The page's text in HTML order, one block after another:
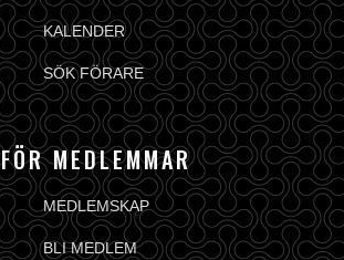
KALENDER
SÖK FÖRARE
FÖR MEDLEMMAR
MEDLEMSKAP
BLI MEDLEM